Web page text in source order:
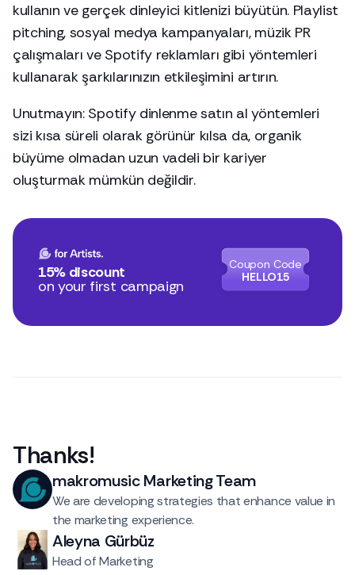
kullanın ve gerçek dinleyici kitlenizi büyütün. Playlist
pitching, sosyal medya kampanyaları, müzik PR
çalışmaları ve Spotify reklamları gibi yöntemleri
kullanarak şarkılarınızın etkileşimini artırın.
Unutmayın: Spotify dinlenme satın al yöntemleri
sizi kısa süreli olarak görünür kılsa da, organik
büyüme olmadan uzun vadeli bir kariyer
oluşturmak mümkün değildir.
15% discount
on your first campaign
Coupon Code
HELLO15
Thanks!
makromusic Marketing Team
We are developing strategies that enhance value in
the marketing experience.
Aleyna Gürbüz
Head of Marketing